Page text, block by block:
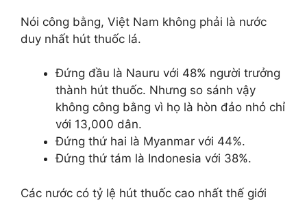
Nói công bằng, Việt Nam không phải là nước
duy nhất hút thuốc lá.
Đứng đầu là Nauru với 48% người trưởng
thành hút thuốc. Nhưng so sánh vậy
không công bằng vì họ là hòn đảo nhỏ chỉ
với 13,000 dân.
Đứng thứ hai là Myanmar với 44%.
Đứng thứ tám là Indonesia với 38%.
Các nước có tỷ lệ hút thuốc cao nhất thế giới